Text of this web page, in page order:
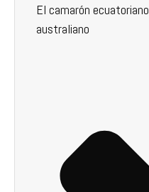
El camarón
australiano